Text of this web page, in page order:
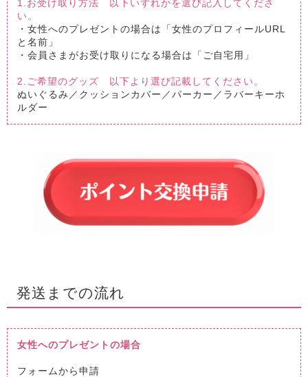
1.お受け取り方法 以下いずれかを選び記入してくださ
い。
・女性へのプレゼントの場合は「女性のプロフィールURL
と名前」
・会員さまがお受け取りになる場合は「ご自宅用」
2.ご希望のグッズ 以下より選び記載してください。
ぬいぐるみ／クッションカバー／パーカー／ラバーキーホ
ルダー
発送までの流れ
女性へのプレゼントの場合
フォームから申請